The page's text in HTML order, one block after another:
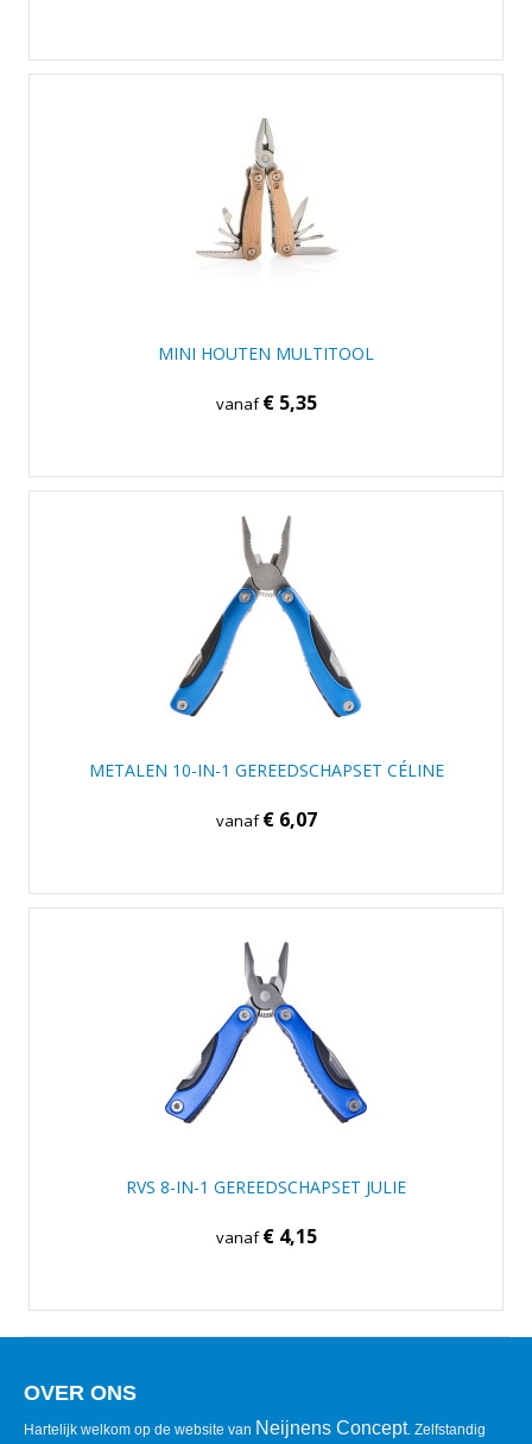
MINI HOUTEN MULTITOOL
vanaf€ 5,35
METALEN 10-IN-1 GEREEDSCHAPSET CÉLINE
vanaf€ 6,07
RVS 8-IN-1 GEREEDSCHAPSET JULIE
vanaf€ 4,15
OVER ONS
Hartelijk welkom op de website van Neijnens Concept. Zelfstandig